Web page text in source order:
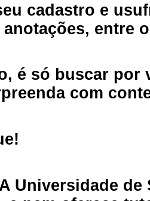
cadastro e
entre
é só buscar por
com
Universidade